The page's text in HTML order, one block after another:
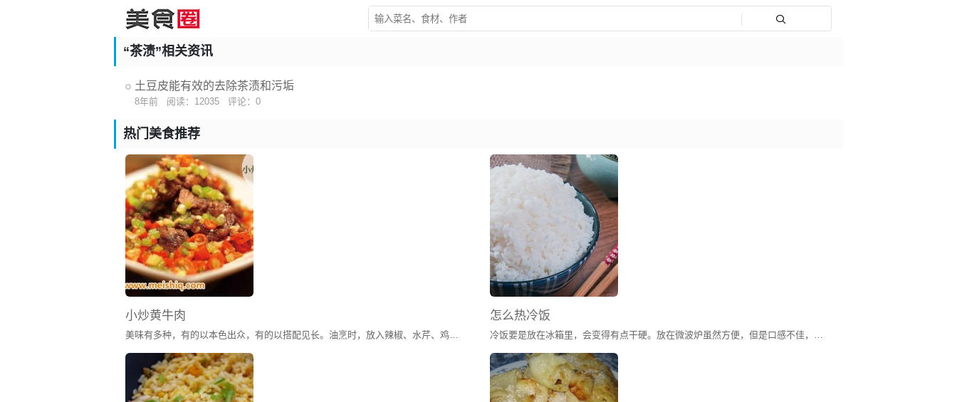
“茶渍”相关资讯
土豆皮能有效的去除茶渍和污垢
8年前 阅读：12035 评论：0
热门美食推荐
小炒黄牛肉
美味有多种，有的以本色出众，有的以搭配见长。油烹时，放入辣椒、水芹、鸡蛋，将辣椒之辛辣、水芹之甘美、鸡蛋之鲜嫩丝丝渗入薄薄的肉片，配成红绿交相辉映之景，宛若行走在凉风之中，胃口大开，尽享香味之浓郁、蒜香之流溢、辛辣之酣畅，这即是令无数湖南人“求之不得，寤寐思服”的小炒黄牛肉了。
怎么热冷饭
冷饭要是放在冰箱里，会变得有点干硬。放在微波炉虽然方便，但是口感不佳，加了水也是一样。我通常的做法是把饭蒸热，水蒸气让冷饭吃起来也一样的香软。